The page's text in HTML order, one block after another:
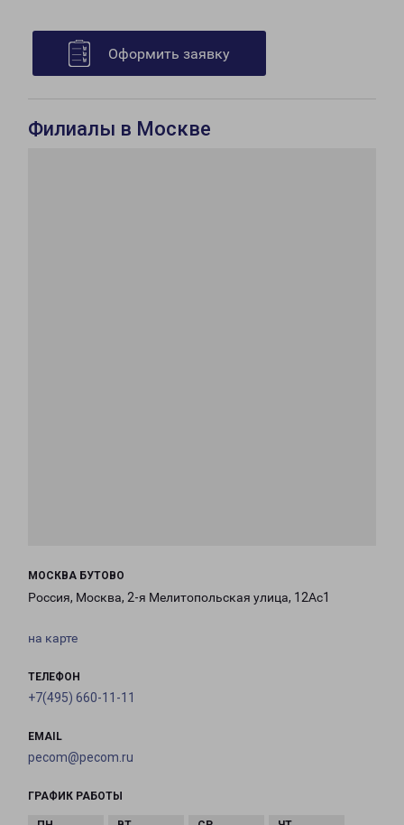
Оформить заявку
Филиалы в Москве
МОСКВА БУТОВО
Россия, Москва, 2-я Мелитопольская улица, 12Ас1
на карте
ТЕЛЕФОН
+7(495) 660-11-11
EMAIL
pecom@pecom.ru
ГРАФИК РАБОТЫ